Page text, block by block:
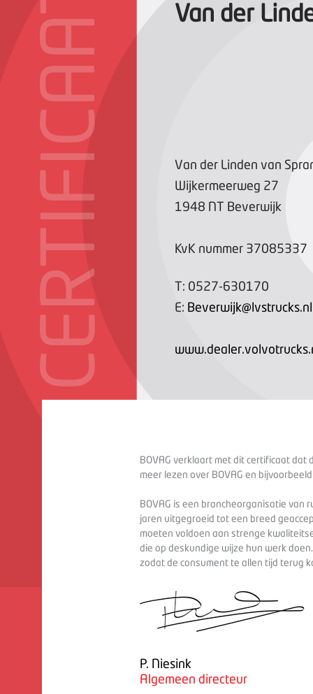
CERTIFICAAT Van der
Van der Linden van
Wijkermeerweg 27
1948 NT Beverwijk
KvK nummer 37085337
T: 0527-630170
E: Beverwijk@lvstrucks.nl
BOVAG verklaart met dit certificaat dat
meer lezen over BOVAG en
BOVAG is een brancheorganisatie van
jaren uitgegroeid tot een breed
moeten voldoen aan strenge
die op deskundige wijze hun werk
zodat de consument te allen tijd terug
P. Niesink
Algemeen directeur